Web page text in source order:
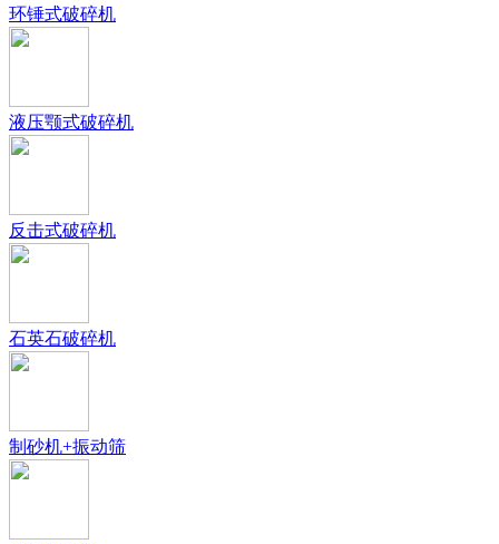
环锤式破碎机
液压颚式破碎机
反击式破碎机
石英石破碎机
制砂机+振动筛